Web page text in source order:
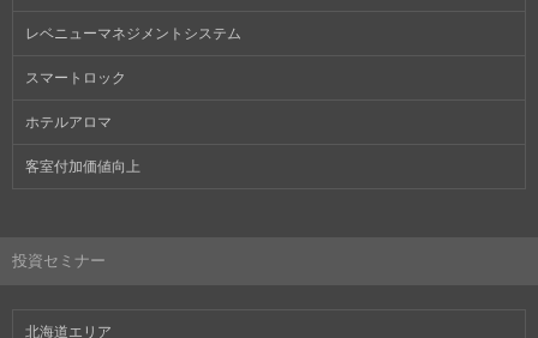
レベニューマネジメントシステム
スマートロック
ホテルアロマ
客室付加価値向上
投資セミナー
北海道エリア